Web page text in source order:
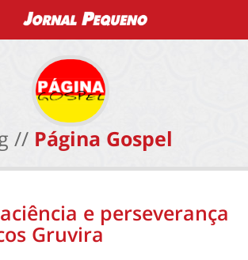
// Página Gospel
e perseverança
Gruvira